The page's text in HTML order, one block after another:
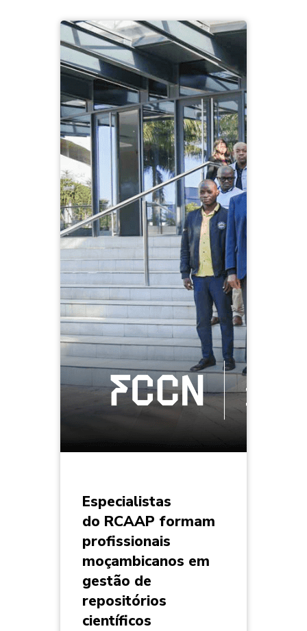
Especialistas
do RCAAP formam
profissionais
moçambicanos em
gestão de
repositórios
científicos